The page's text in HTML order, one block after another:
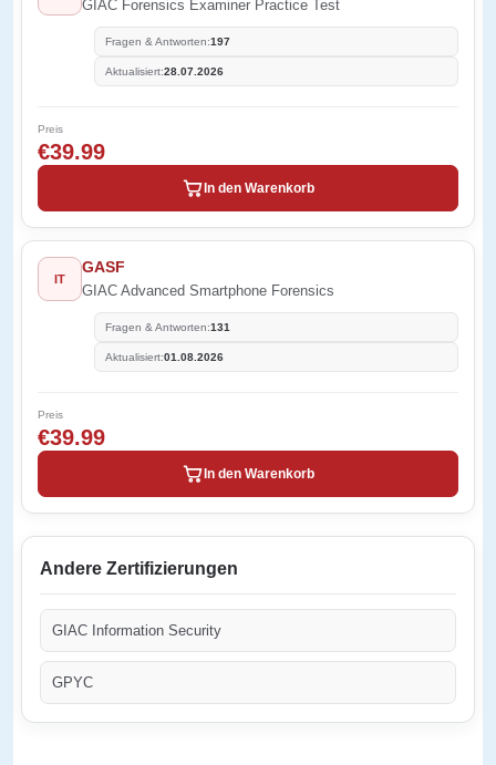
GIAC Forensics Examiner Practice Test
Fragen & Antworten:197
Aktualisiert:28.07.2026
Preis
€39.99
In den Warenkorb
IT
GASF
GIAC Advanced Smartphone Forensics
Fragen & Antworten:131
Aktualisiert:01.08.2026
Preis
€39.99
In den Warenkorb
Andere Zertifizierungen
GIAC Information Security
GPYC